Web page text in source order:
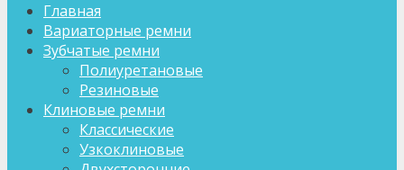
Главная
Вариаторные ремни
Зубчатые ремни
Полиуретановые
Резиновые
Клиновые ремни
Классические
Узкоклиновые